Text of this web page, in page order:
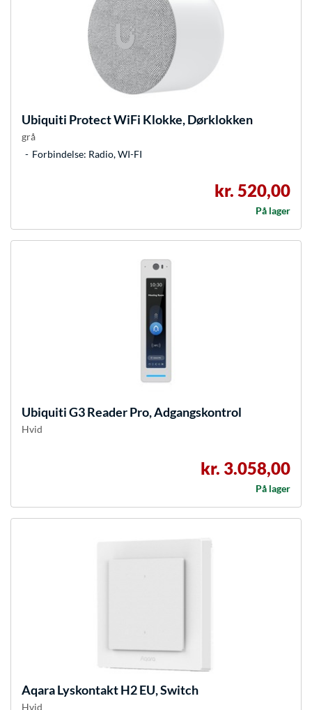
Ubiquiti Protect WiFi Klokke, Dørklokken
grå
Forbindelse: Radio, WI-FI
kr. 520,00
På lager
UbiquitiG3 Reader Pro, Adgangskontrol
Hvid
kr. 3.058,00
På lager
AqaraLyskontakt H2 EU, Switch
Hvid